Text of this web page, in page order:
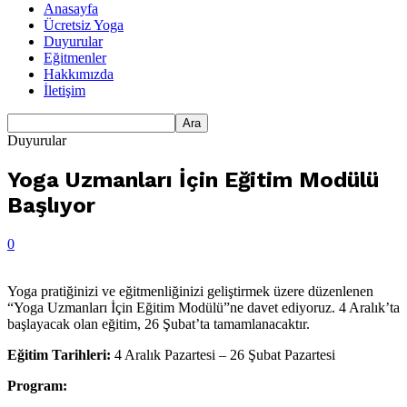
Anasayfa
Ücretsiz Yoga
Duyurular
Eğitmenler
Hakkımızda
İletişim
Duyurular
Yoga Uzmanları İçin Eğitim Modülü
Başlıyor
0
Yoga pratiğinizi ve eğitmenliğinizi geliştirmek üzere düzenlenen
“Yoga Uzmanları İçin Eğitim Modülü”ne davet ediyoruz. 4 Aralık’ta
başlayacak olan eğitim, 26 Şubat’ta tamamlanacaktır.
Eğitim Tarihleri: 4 Aralık Pazartesi – 26 Şubat Pazartesi
Program: